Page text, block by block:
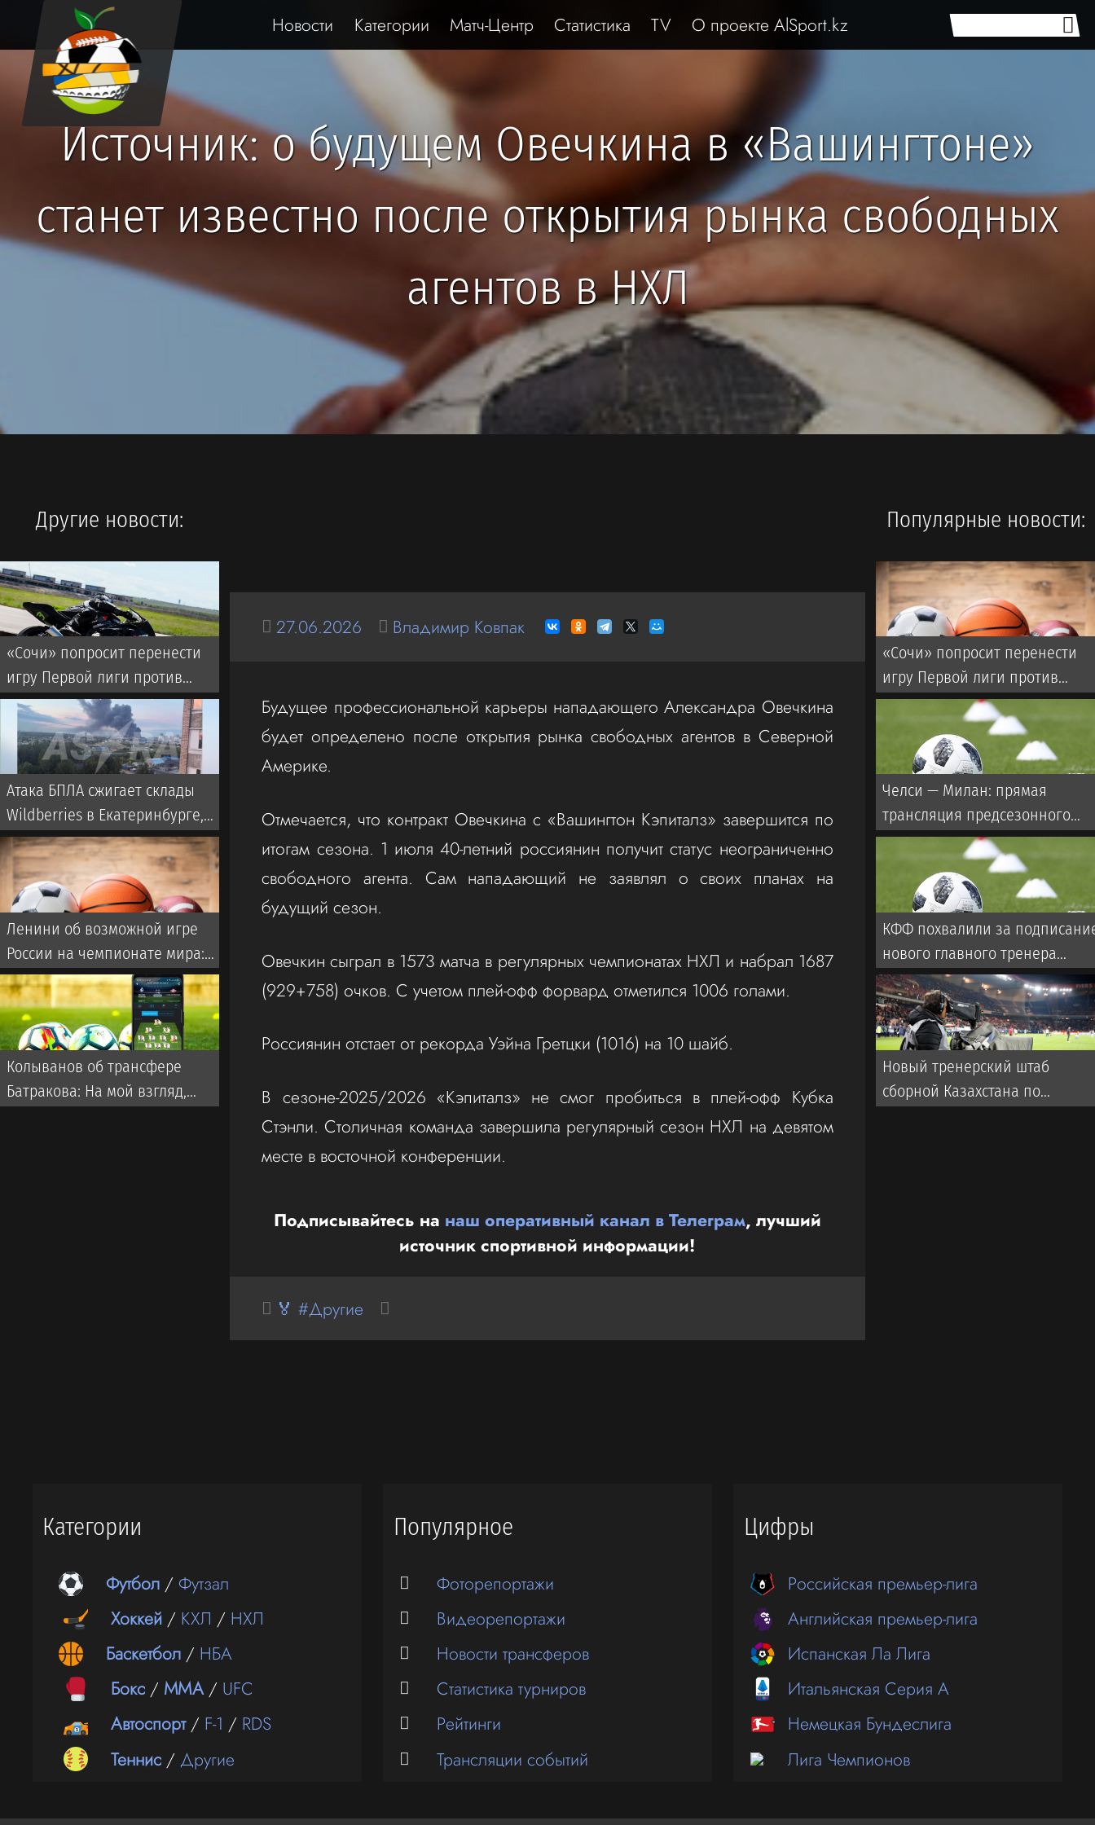
Новости Категории Матч-Центр Статистика TV О проекте AlSport.kz
Источник: о будущем Овечкина в «Вашингтоне»
станет известно после открытия рынка свободных
агентов в НХЛ
27.06.2026 Владимир Ковпак
Будущее профессиональной карьеры нападающего Александра Овечкина
будет определено после открытия рынка свободных агентов в Северной
Америке.
Отмечается, что контракт Овечкина с «Вашингтон Кэпиталз» завершится по
итогам сезона. 1 июля 40-летний россиянин получит статус неограниченно
свободного агента. Сам нападающий не заявлял о своих планах на
будущий сезон.
Овечкин сыграл в 1573 матча в регулярных чемпионатах НХЛ и набрал 1687
(929+758) очков. С учетом плей‑офф форвард отметился 1006 голами.
Россиянин отстает от рекорда Уэйна Гретцки (1016) на 10 шайб.
В сезоне-2025/2026 «Кэпиталз» не смог пробиться в плей-офф Кубка
Стэнли. Столичная команда завершила регулярный сезон НХЛ на девятом
месте в восточной конференции.
Подписывайтесь на наш оперативный канал в Телеграм, лучший
источник спортивной информации!
🏅 #Другие
Другие новости:
«Сочи» попросит перенести
игру Первой лиги против
«Торпедо»
Атака БПЛА сжигает склады
Wildberries в Екатеринбурге,
дроны бьют по Свердловской
области и Екатеринбургу 7
августа 2026
Ленини об возможной игре
России на чемпионате мира:
Они однозначно прошли бы
далеко
Колыванов об трансфере
Батракова: На мой взгляд,
Популярные новости:
«Сочи» попросит перенести
игру Первой лиги против
«Торпедо»
Челси — Милан: прямая
трансляция предсезонного
матча с участием Дастана
Сатпаева
КФФ похвалили за
нового главного тренера
сборной
Новый тренерский штаб
сборной Казахстана по
Категории
Футбол /Футзал
Хоккей / КХЛ / НХЛ
Баскетбол / НБА
Бокс / ММА/ UFC
Автоспорт/ F-1 / RDS
Теннис /Другие
Популярное
Фоторепортажи
Видеорепортажи
Новости трансферов
Статистика турниров
Рейтинги
Трансляции событий
Цифры
Российская премьер-лига
Английская премьер-лига
Испанская Ла Лига
Итальянская Серия А
Немецкая Бундеслига
Лига Чемпионов